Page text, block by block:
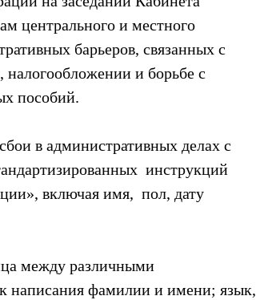
центрального и местного
барьеров, связанных с
налогообложении и борьбе с
пособий.
в административных делах с
инструкций
включая имя,  пол, дату
между различными
написания фамилии и имени; язык,